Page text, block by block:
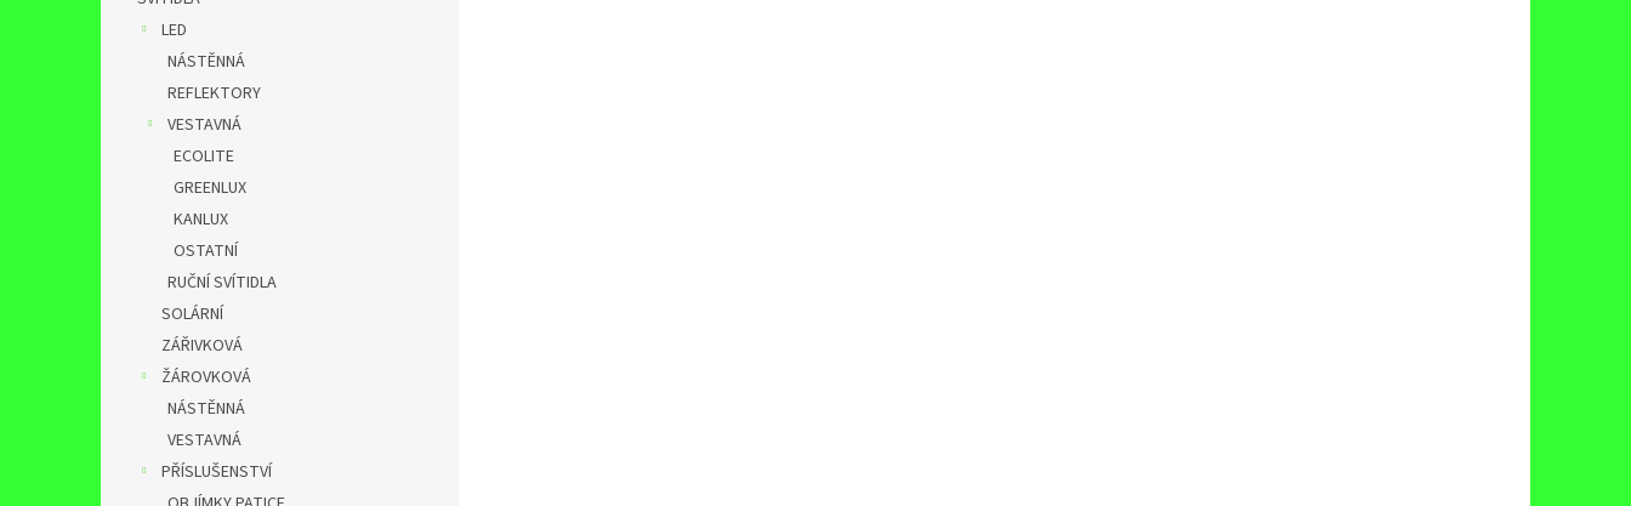
LED
NÁSTĚNNÁ
REFLEKTORY
VESTAVNÁ
ECOLITE
GREENLUX
KANLUX
OSTATNÍ
RUČNÍ SVÍTIDLA
SOLÁRNÍ
ZÁŘIVKOVÁ
ŽÁROVKOVÁ
NÁSTĚNNÁ
VESTAVNÁ
PŘÍSLUŠENSTVÍ